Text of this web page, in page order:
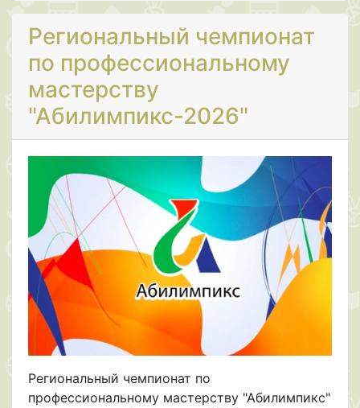
Региональный чемпионат
по профессиональному
мастерству
"Абилимпикс-2026"
Региональный чемпионат по
профессиональному мастерству "Абилимпикс"